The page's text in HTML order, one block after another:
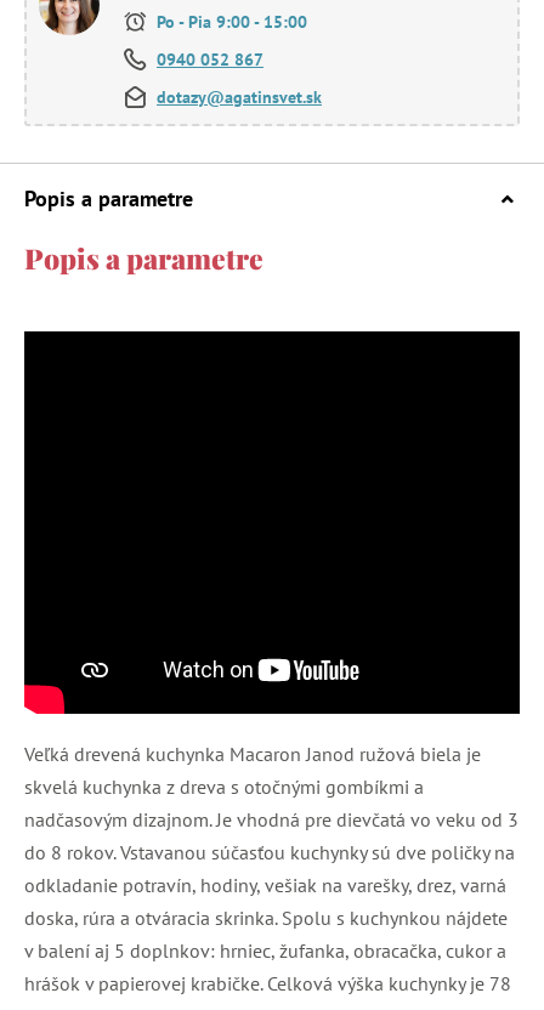
Po - Pia 9:00 - 15:00
0940 052 867
dotazy@agatinsvet.sk
Popis a parametre
Popis a parametre
Veľká drevená kuchynka Macaron Janod ružová biela je
skvelá kuchynka z dreva s otočnými gombíkmi a
nadčasovým dizajnom. Je vhodná pre dievčatá vo veku od 3
do 8 rokov. Vstavanou súčasťou kuchynky sú dve poličky na
odkladanie potravín, hodiny, vešiak na varešky, drez, varná
doska, rúra a otváracia skrinka. Spolu s kuchynkou nájdete
v balení aj 5 doplnkov: hrniec, žufanka, obracačka, cukor a
hrášok v papierovej krabičke. Celková výška kuchynky je 78